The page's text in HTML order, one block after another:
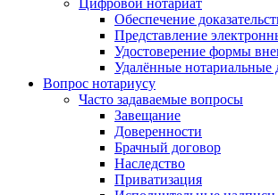
Обеспечение
Представление
Удостоверение формы
Удалённые нотариальные
Вопрос нотариусу
Часто задаваемые вопросы
Завещание
Доверенности
Брачный договор
Наследство
Приватизация